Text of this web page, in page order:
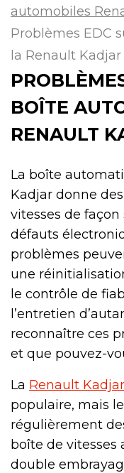
automobiles
Problèmes EDC
la Renault Kadjar
BOÎTE
RENAULT
La boîte
Kadjar donne
vitesses de façon
défauts
problèmes
une
le contrôle de
l’entretien
reconnaître ces
et que pouvez-
La Renault Kadjar
populaire, mais
régulièrement
boîte de vitesses
double